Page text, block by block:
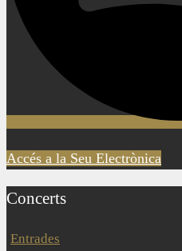
Accés a la Seu Electrònica
Concerts
Entrades